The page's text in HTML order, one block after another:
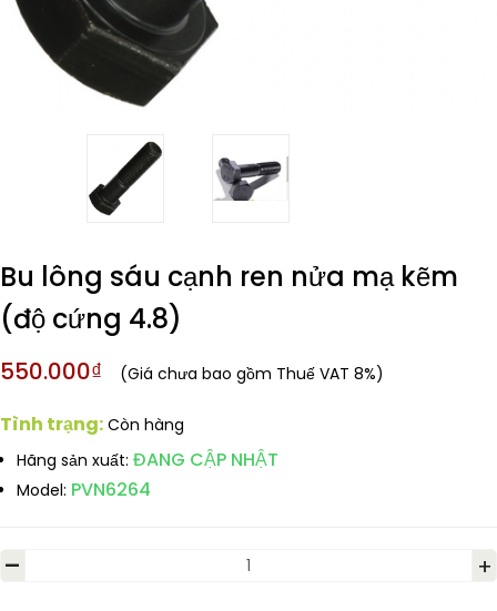
Bu lông sáu cạnh ren nửa mạ kẽm
(độ cứng 4.8)
550.000₫ (Giá chưa bao gồm Thuế VAT 8%)
Tình trạng: Còn hàng
Hãng sản xuất: ĐANG CẬP NHẬT
Model: PVN6264
- +